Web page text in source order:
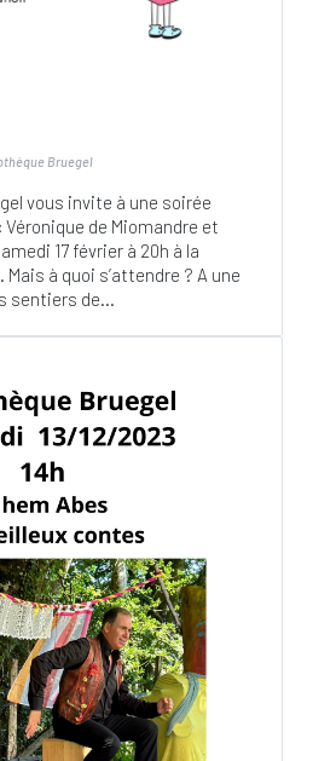
Bruegel
vous invite à une soirée
de Miomandre et
17 février à 20h à la
à quoi s’attendre ? A une
sentiers de...